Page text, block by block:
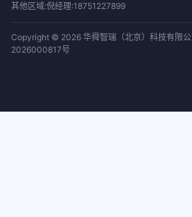
其他区域:倪经理:18751227899
Copyright © 2026 华舜智瑞（北京）科技有限
2026000817号